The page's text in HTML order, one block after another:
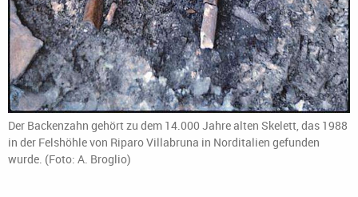
Der Backenzahn gehört zu dem 14.000 Jahre alten Skelett, das 1988
in der Felshöhle von Riparo Villabruna in Norditalien gefunden
wurde. (Foto: A. Broglio)